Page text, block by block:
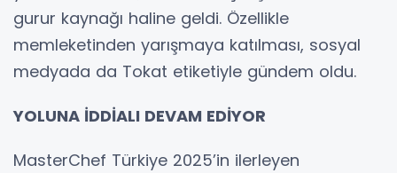
gurur kaynağı haline geldi. Özellikle
memleketinden yarışmaya katılması, sosyal
medyada da Tokat etiketiyle gündem oldu.
YOLUNA İDDİALI DEVAM EDİYOR
MasterChef Türkiye 2025’in ilerleyen